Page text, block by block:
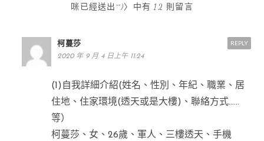
咪已經送出^^)〉中有 12 則留言
柯蔓莎
2020 年 9 月 4 日上午 11:24
(1)自我詳細介紹(姓名、性別、年紀、職業、居
住地、住家環境(透天或是大樓)、聯絡方式……
等）
柯蔓莎、女、26歲、軍人、三樓透天、手機
REPLY